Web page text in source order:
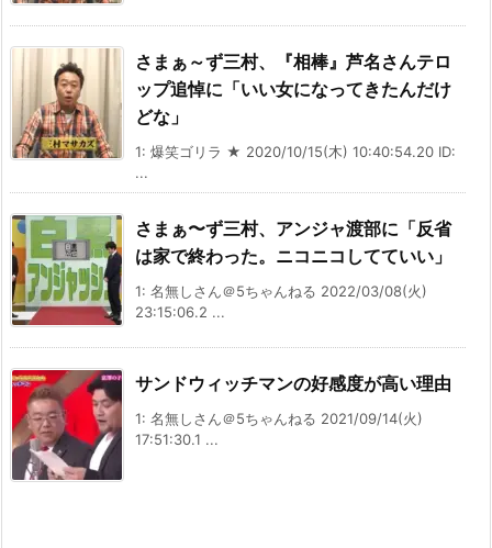
さまぁ～ず三村、『相棒』芦名さんテロ
ップ追悼に「いい女になってきたんだけ
どな」
1: 爆笑ゴリラ ★ 2020/10/15(木) 10:40:54.20 ID:
...
さまぁ〜ず三村、アンジャ渡部に「反省
は家で終わった。ニコニコしてていい」
1: 名無しさん＠5ちゃんねる 2022/03/08(火)
23:15:06.2 ...
サンドウィッチマンの好感度が高い理由
1: 名無しさん＠5ちゃんねる 2021/09/14(火)
17:51:30.1 ...